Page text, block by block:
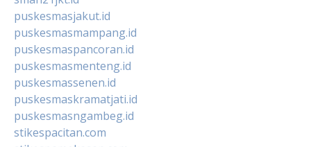
puskesmasjakut.id
puskesmasmampang.id
puskesmaspancoran.id
puskesmasmenteng.id
puskesmassenen.id
puskesmaskramatjati.id
puskesmasngambeg.id
stikespacitan.com